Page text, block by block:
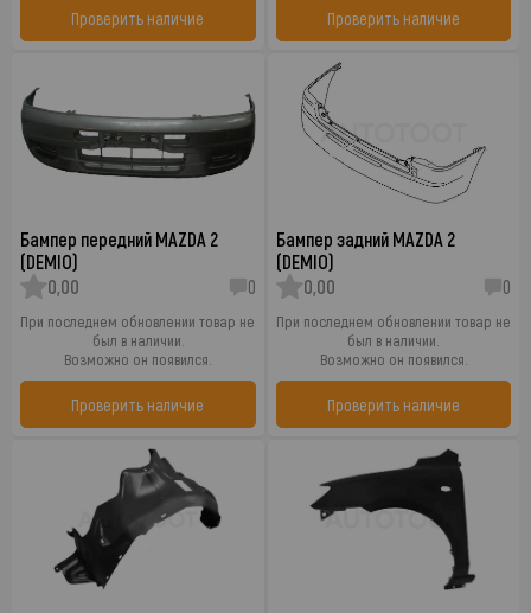
Проверить наличие Проверить наличие
Бампер передний MAZDA 2
(DEMIO)
0,00
0
При последнем обновлении товар не
был в наличии.
Возможно он появился.
Проверить наличие
Бампер задний MAZDA 2
(DEMIO)
0,00
0
При последнем обновлении товар не
был в наличии.
Возможно он появился.
Проверить наличие